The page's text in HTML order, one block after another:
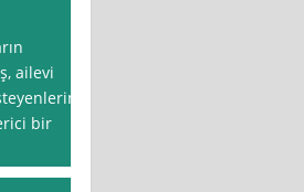
ailevi
bir